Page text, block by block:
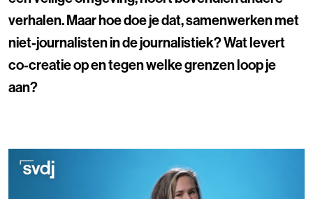
verhalen. Maar hoe doe je dat, samenwerken met
niet-journalisten in de journalistiek? Wat levert
co-creatie op en tegen welke grenzen loop je
aan?